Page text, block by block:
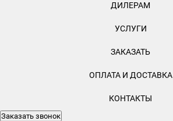
ДИЛЕРАМ
УСЛУГИ
ЗАКАЗАТЬ
ОПЛАТА И ДОСТАВКА
КОНТАКТЫ
Заказать звонок